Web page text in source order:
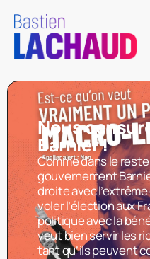
Nous
Barnier !
Comme dans le reste
gouvernement
droite avec
voler l’élection aux
politique avec la
veut bien servir les
tant qu’ils peuvent